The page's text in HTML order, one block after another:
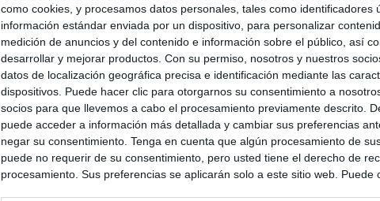
como cookies, y procesamos datos personales, tales como identificadores
información estándar enviada por un dispositivo, para personalizar
medición de anuncios y del contenido e información sobre el público, así
desarrollar y mejorar productos. Con su permiso, nosotros y nuestros
datos de localización geográfica precisa e identificación mediante las
dispositivos. Puede hacer clic para otorgarnos su consentimiento a
socios para que llevemos a cabo el procesamiento previamente descrito.
puede acceder a información más detallada y cambiar sus preferencias
negar su consentimiento. Tenga en cuenta que algún procesamiento de
puede no requerir de su consentimiento, pero usted tiene el derecho de
procesamiento. Sus preferencias se aplicarán solo a este sitio web. Puede